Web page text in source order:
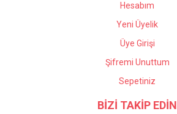
Hesabım
Yeni Üyelik
Üye Girişi
Şifremi Unuttum
Sepetiniz
BİZİ TAKİP EDİN